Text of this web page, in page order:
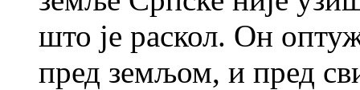
што је раскол. Он
пред земљом, и пред